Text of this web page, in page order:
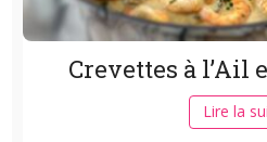
Crevettes à l’Ail
Lire la